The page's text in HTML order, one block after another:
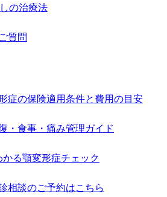
の治療法
質問
症の保険適用条件と費用の目安
・食事・痛み管理ガイド
かる顎変形症チェック
相談のご予約はこちら